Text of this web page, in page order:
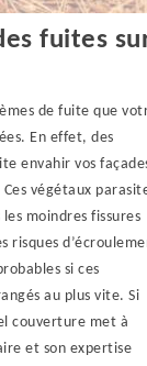
fuites
de fuite que
En effet, des
envahir vos
végétaux
moindres fissures
risques
si ces
au plus vite. Si
couverture met à
et son expertise